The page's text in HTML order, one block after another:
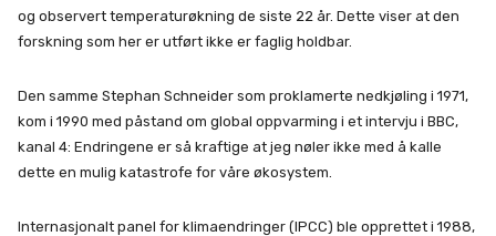
og observert temperaturøkning de siste 22 år. Dette viser at den
forskning som her er utført ikke er faglig holdbar.
Den samme Stephan Schneider som proklamerte nedkjøling i 1971,
kom i 1990 med påstand om global oppvarming i et intervju i BBC,
kanal 4: Endringene er så kraftige at jeg nøler ikke med å kalle
dette en mulig katastrofe for våre økosystem.
Internasjonalt panel for klimaendringer (IPCC) ble opprettet i 1988,